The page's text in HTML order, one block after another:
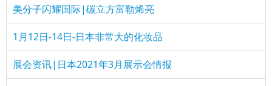
美分子闪耀国际|碳立方富勒烯亮
1月12日-14日-日本非常大的化妆品
展会资讯|日本2021年3月展示会情报